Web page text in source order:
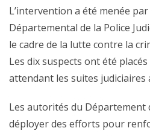
L’intervention a été menée par
Départemental de la Police
le cadre de la lutte contre la
Les dix suspects ont été
attendant les suites judiciaires
Les autorités du
déployer des efforts pour